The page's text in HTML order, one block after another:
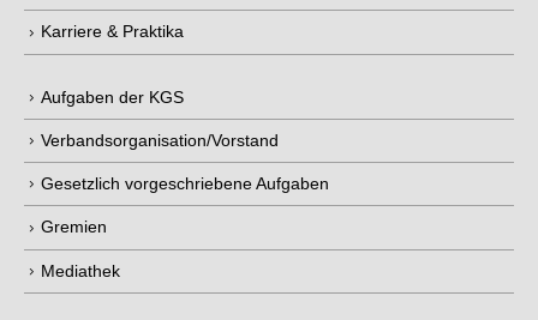
Karriere & Praktika
Aufgaben der KGS
Verbandsorganisation/Vorstand
Gesetzlich vorgeschriebene Aufgaben
Gremien
Mediathek